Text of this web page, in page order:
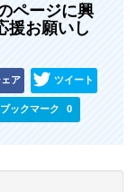
ページに興
援お願いし
ア ツイート
ブックマーク 0